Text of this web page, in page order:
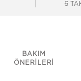
6
BAKIM
ÖNERİLERİ